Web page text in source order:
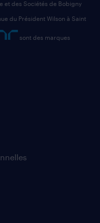
et des Sociétés de Bobigny
du Président Wilson à Saint
sont des marques